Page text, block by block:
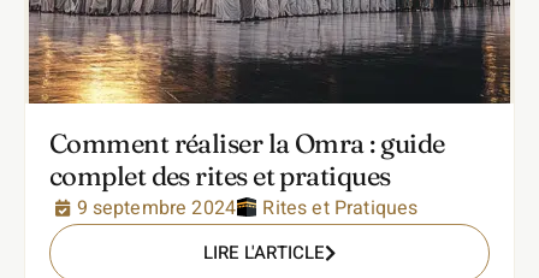
Comment réaliser la Omra : guide
complet des rites et pratiques
9 septembre 2024 Rites et Pratiques
LIRE L'ARTICLE